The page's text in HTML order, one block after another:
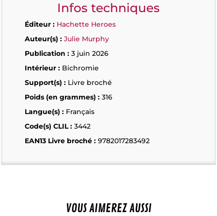
Infos techniques
Éditeur : Hachette Heroes
Auteur(s) : Julie Murphy
Publication : 3 juin 2026
Intérieur : Bichromie
Support(s) : Livre broché
Poids (en grammes) : 316
Langue(s) : Français
Code(s) CLIL : 3442
EAN13 Livre broché : 9782017283492
VOUS AIMEREZ AUSSI